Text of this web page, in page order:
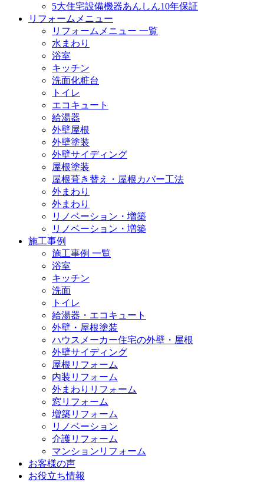
5大住宅設備機器あんしん10年保証
リフォームメニュー
リフォームメニュー 一覧
水まわり
浴室
キッチン
洗面化粧台
トイレ
エコキュート
給湯器
外壁屋根
外壁塗装
外壁サイディング
屋根塗装
屋根葺き替え・屋根カバー工法
外まわり
外まわり
リノベーション・増築
リノベーション・増築
施工事例
施工事例 一覧
浴室
キッチン
洗面
トイレ
給湯器・エコキュート
外壁・屋根塗装
ハウスメーカー住宅の外壁・屋根
外壁サイディング
屋根リフォーム
内装リフォーム
外まわりリフォーム
窓リフォーム
増築リフォーム
リノベーション
介護リフォーム
マンションリフォーム
お客様の声
お役立ち情報